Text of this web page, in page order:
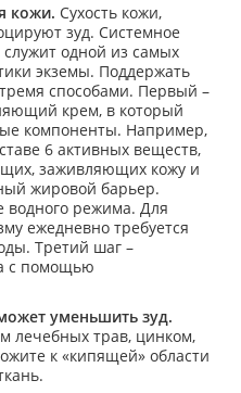
кожи. Сухость кожи,
зуд. Системное
одной из самых
экземы. Поддержать
способами. Первый –
крем, в который
компоненты. Например,
6 активных веществ,
заживляющих кожу и
жировой барьер.
водного режима. Для
ежедневно требуется
Третий шаг –
с помощью
уменьшить зуд.
лечебных трав, цинком,
к «кипящей» области